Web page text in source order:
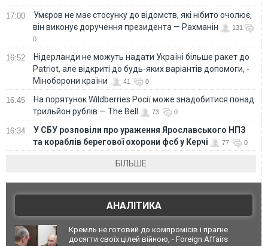
17:00
Умєров не має стосунку до відомств, які нібито очолює,
він виконує доручення президента — Рахманін
131
0
16:52
Нідерланди не можуть надати Україні більше ракет до
Patriot, але відкриті до будь-яких варіантів допомоги, -
Міноборони країни
41 0
16:45
На порятунок Wildberries Росії може знадобитися понад
трильйон рублів — The Bell
73 0
16:34
У СБУ розповіли про ураження Ярославського НПЗ
та кораблів берегової охорони фсб у Керчі
77 0
БІЛЬШЕ
АНАЛІТИКА
Кремль не готовий до компромісів і прагне
досягти своїх цілей війною, - Foreign Affairs